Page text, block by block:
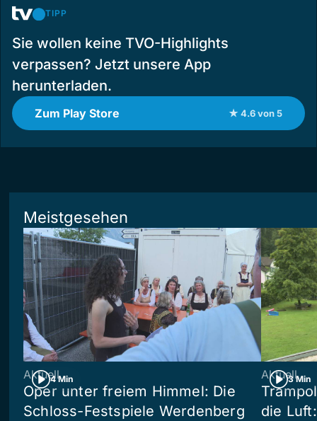
TIPP
Sie wollen keine TVO-Highlights
verpassen? Jetzt unsere App
herunterladen.
Zum Play Store ★ 4.6 von 5
Meistgesehen
4 Min
Aktuell
Oper unter freiem Himmel: Die
Schloss-Festspiele Werdenberg
3 Min
Aktuell
die